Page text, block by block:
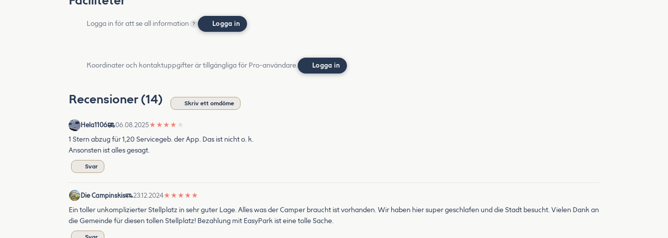
Logga in för att se all information ? Logga in
Koordinater och kontaktuppgifter är tillgängliga för Pro-användare. Logga in
Recensioner (14) Skriv ett omdöme
Hela1106 06.08.2025★ ★ ★ ★ ★
1 Stern abzug für 1,20 Servicegeb. der App. Das ist nicht o. k.
Ansonsten ist alles gesagt.
Svar
Die Campinskis 23.12.2024★ ★ ★ ★ ★
Ein toller unkomplizierter Stellplatz in sehr guter Lage. Alles was der Camper braucht ist vorhanden. Wir haben hier super geschlafen und die Stadt besucht. Vielen Dank an
die Gemeinde für diesen tollen Stellplatz! Bezahlung mit EasyPark ist eine tolle Sache.